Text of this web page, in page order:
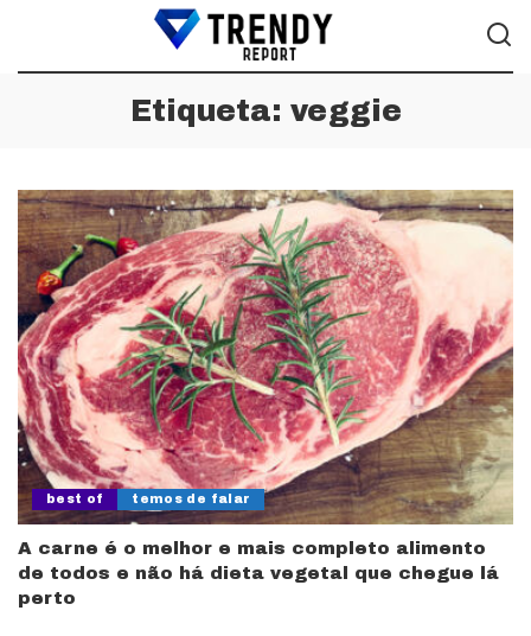
Etiqueta: veggie
best of temos de falar
A carne é o melhor e mais completo alimento
de todos e não há dieta vegetal que chegue lá
perto